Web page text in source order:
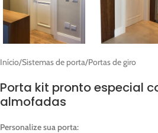
Início/Sistemas de porta/Portas de giro
Porta kit pronto especial
almofadas
Personalize sua porta: